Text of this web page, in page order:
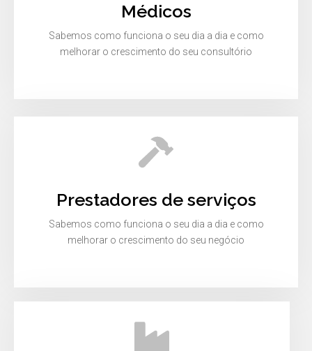
Médicos
Sabemos como funciona o seu dia a dia e como
melhorar o crescimento do seu consultório
Prestadores de serviços
Sabemos como funciona o seu dia a dia e como
melhorar o crescimento do seu negócio